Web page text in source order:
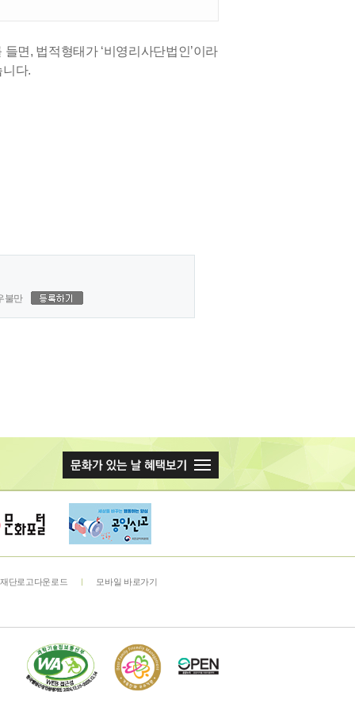
면, 법적형태가 ‘비영리사단법인’이라
니다.
불만
재단로고다운로드 모바일 바로가기